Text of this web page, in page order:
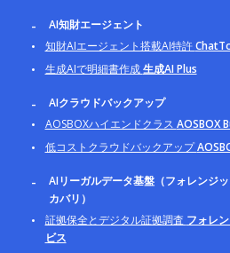
AI知財エージェント
知財AIエージェント搭載AI特許
生成AIで明細書作成生成AI Plus
AIクラウドバックアップ
AOSBOXハイエンドクラス AOSBOX
低コストクラウドバックアップ
AIリーガルデータ基盤（フォレンジ
カバリ）
証拠保全とデジタル証拠調査 フォレ
ビス